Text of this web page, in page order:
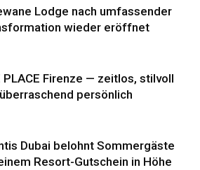
Lodge nach umfassender
wieder eröffnet
PLACE Firenze — zeitlos, stilvoll
persönlich
Dubai belohnt Sommergäste
Resort-Gutschein in Höhe